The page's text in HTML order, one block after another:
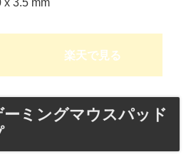
x 3.5 mm
楽天で見る
ミングマウスパッド